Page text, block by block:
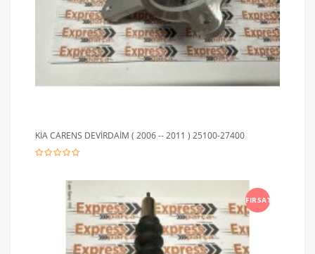
KİA CARENS DEVİRDAİM ( 2006 -- 2011 ) 25100-27400
FIRSAT